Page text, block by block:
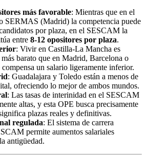
más favorable: Mientras que en el
SERMAS (Madrid) la competencia puede
por plaza, en el SESCAM la
entre 8-12 opositores por plaza.
: Vivir en Castilla-La Mancha es
barato que en Madrid, Barcelona o
un salario ligeramente inferior.
: Guadalajara y Toledo están a menos de
ofreciendo lo mejor de ambos mundos.
: Las tasas de interinidad en el SESCAM
altas, y esta OPE busca precisamente
plazas reales y definitivas.
regulada: El sistema de carrera
permite aumentos salariales
antigüedad.